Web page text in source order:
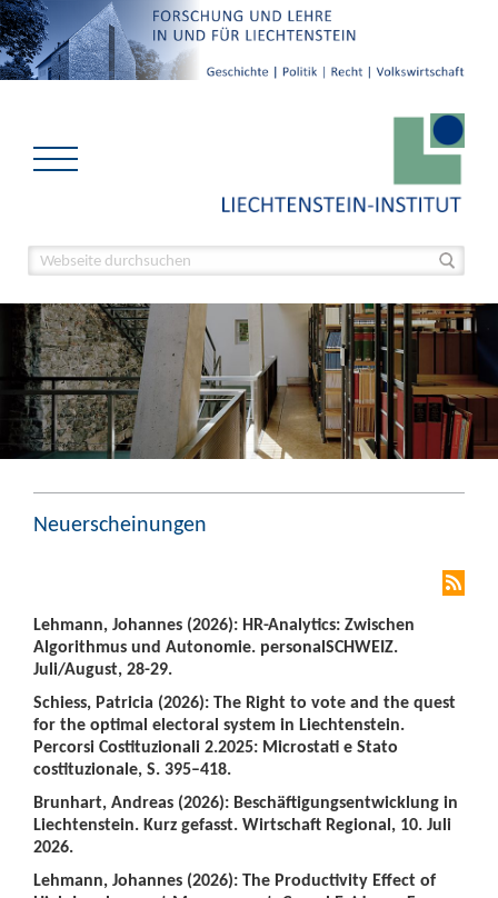
Neuerscheinungen
Lehmann, Johannes (2026): HR-Analytics: Zwischen
Algorithmus und Autonomie. personalSCHWEIZ.
Juli/August, 28-29.
Schiess, Patricia (2026): The Right to vote and the quest
for the optimal electoral system in Liechtenstein.
Percorsi Costituzionali 2.2025: Microstati e Stato
costituzionale, S. 395–418.
Brunhart, Andreas (2026): Beschäftigungsentwicklung in
Liechtenstein. Kurz gefasst. Wirtschaft Regional, 10. Juli
2026.
Lehmann, Johannes (2026): The Productivity Effect of